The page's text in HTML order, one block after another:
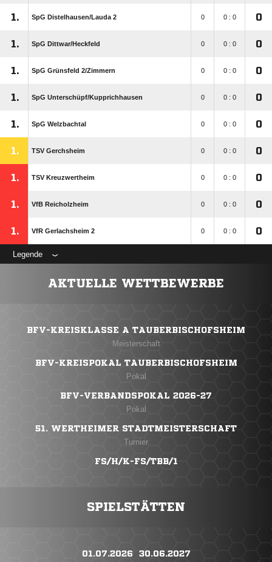
1. SpG Distelhausen/​Lauda 2 0 0 : 0 0
1. SpG Dittwar/​Heckfeld 0 0 : 0 0
1. SpG Grünsfeld 2/​Zimmern 0 0 : 0 0
1. SpG Unterschüpf/​Kupprichhausen 0 0 : 0 0
1. SpG Welzbachtal 0 0 : 0 0
1. TSV Gerchsheim 0 0 : 0 0
1. TSV Kreuzwertheim 0 0 : 0 0
1. VfB Reicholzheim 0 0 : 0 0
1. VfR Gerlachsheim 2 0 0 : 0 0
Legende
AKTUELLE WETTBEWERBE
BFV-KREISKLASSE A TAUBERBISCHOFSHEIM
Meisterschaft
BFV-KREISPOKAL TAUBERBISCHOFSHEIM
Pokal
BFV-VERBANDSPOKAL 2026-27
Pokal
51. WERTHEIMER STADTMEISTERSCHAFT
Turnier
FS/H/K-FS/TBB/1
SPIELSTÄTTEN
01.07.2026 ​ 30.06.2027